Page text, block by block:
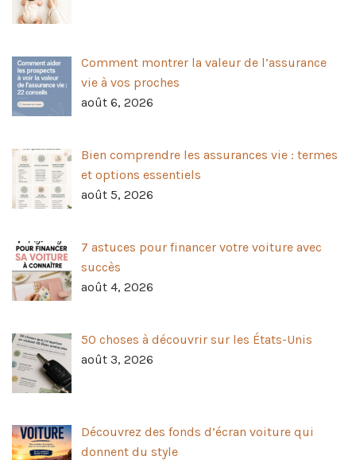
Comment montrer la valeur de l’assurance
vie à vos proches
août 6, 2026
Bien comprendre les assurances vie : termes
et options essentiels
août 5, 2026
7 astuces pour financer votre voiture avec
succès
août 4, 2026
50 choses à découvrir sur les États-Unis
août 3, 2026
Découvrez des fonds d’écran voiture qui
donnent du style